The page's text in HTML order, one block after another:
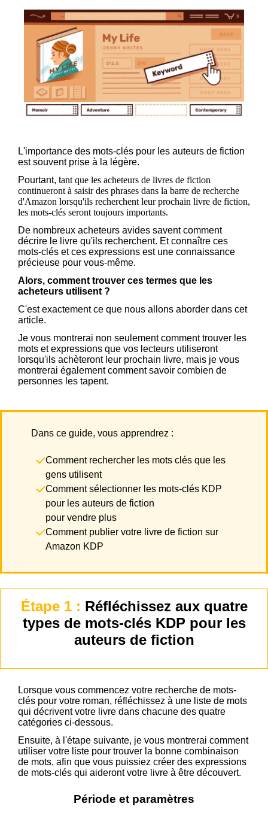
L'importance des mots-clés pour les auteurs de fiction
est souvent prise à la légère.
Pourtant, tant que les acheteurs de livres de fiction
continueront à saisir des phrases dans la barre de recherche
d'Amazon lorsqu'ils recherchent leur prochain livre de fiction,
les mots-clés seront toujours importants.
De nombreux acheteurs avides savent comment
décrire le livre qu'ils recherchent. Et connaître ces
mots-clés et ces expressions est une connaissance
précieuse pour vous-même.
Alors, comment trouver ces termes que les
acheteurs utilisent ?
C'est exactement ce que nous allons aborder dans cet
article.
Je vous montrerai non seulement comment trouver les
mots et expressions que vos lecteurs utiliseront
lorsqu'ils achèteront leur prochain livre, mais je vous
montrerai également comment savoir combien de
personnes les tapent.
Dans ce guide, vous apprendrez :
Comment rechercher les mots clés que les
gens utilisent
Comment sélectionner les mots-clés KDP
pour les auteurs de fiction
pour vendre plus
Comment publier votre livre de fiction sur
Amazon KDP
Étape 1 : Réfléchissez aux quatre
types de mots-clés KDP pour les
auteurs de fiction
Lorsque vous commencez votre recherche de mots-
clés pour votre roman, réfléchissez à une liste de mots
qui décrivent votre livre dans chacune des quatre
catégories ci-dessous.
Ensuite, à l'étape suivante, je vous montrerai comment
utiliser votre liste pour trouver la bonne combinaison
de mots, afin que vous puissiez créer des expressions
de mots-clés qui aideront votre livre à être découvert.
Période et paramètres